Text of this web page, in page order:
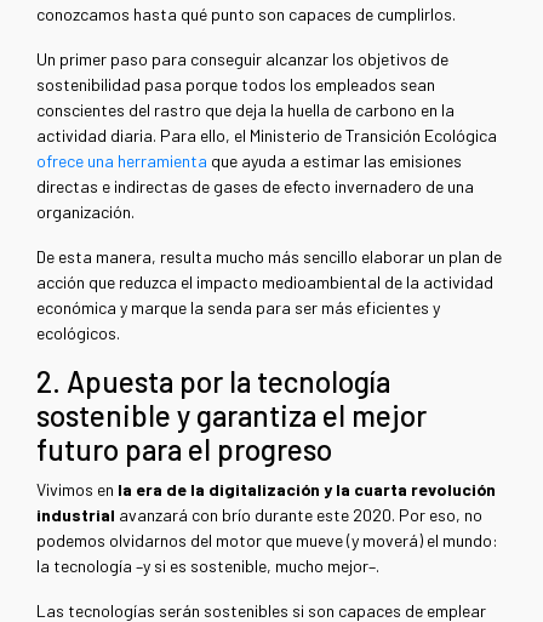
conozcamos hasta qué punto son capaces de cumplirlos.
Un primer paso para conseguir alcanzar los objetivos de
sostenibilidad pasa porque todos los empleados sean
conscientes del rastro que deja la huella de carbono en la
actividad diaria. Para ello, el Ministerio de Transición Ecológica
ofrece una herramienta que ayuda a estimar las emisiones
directas e indirectas de gases de efecto invernadero de una
organización.
De esta manera, resulta mucho más sencillo elaborar un plan de
acción que reduzca el impacto medioambiental de la actividad
económica y marque la senda para ser más eficientes y
ecológicos.
2. Apuesta por la tecnología
sostenible y garantiza el mejor
futuro para el progreso
Vivimos en la era de la digitalización y la cuarta revolución
industrial avanzará con brío durante este 2020. Por eso, no
podemos olvidarnos del motor que mueve (y moverá) el mundo:
la tecnología –y si es sostenible, mucho mejor–.
Las tecnologías serán sostenibles si son capaces de emplear